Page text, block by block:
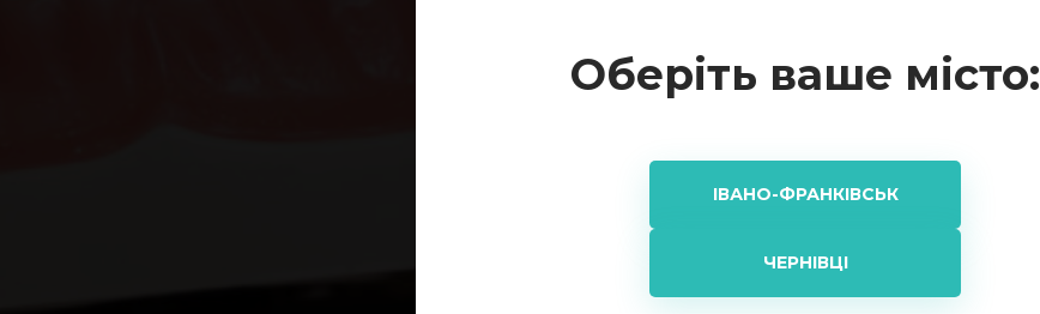
Оберіть ваше місто:
ІВАНО-ФРАНКІВСЬК
ЧЕРНІВЦІ